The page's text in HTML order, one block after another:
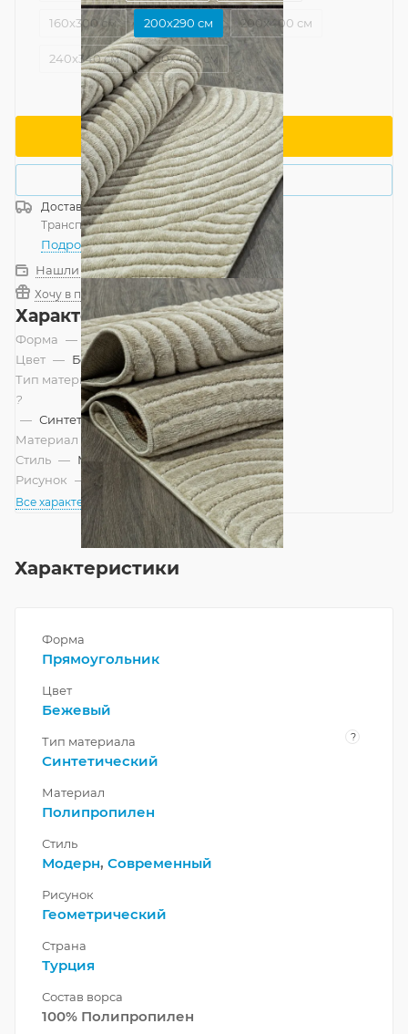
160x300 см 200x290 см 200x400 см
240x340 см 300x400 см
В корзину
Купить в 1 клик
ДоставкаРоссия
Транспортной компанией—бесплатно
Подробнее
Нашли дешевле?
Хочу в подарок
Характеристики
Форма — Прямоугольник
Цвет — Бежевый
Тип материала
?
— Синтетический
Материал
—
Полипропилен
Стиль — Модерн, Современный
Рисунок — Геометрический
Все характеристики
Характеристики
Форма
Прямоугольник
Цвет
Бежевый
Тип материала ?
Синтетический
Материал
Полипропилен
Стиль
Модерн, Современный
Рисунок
Геометрический
Страна
Турция
Состав ворса
100% Полипропилен